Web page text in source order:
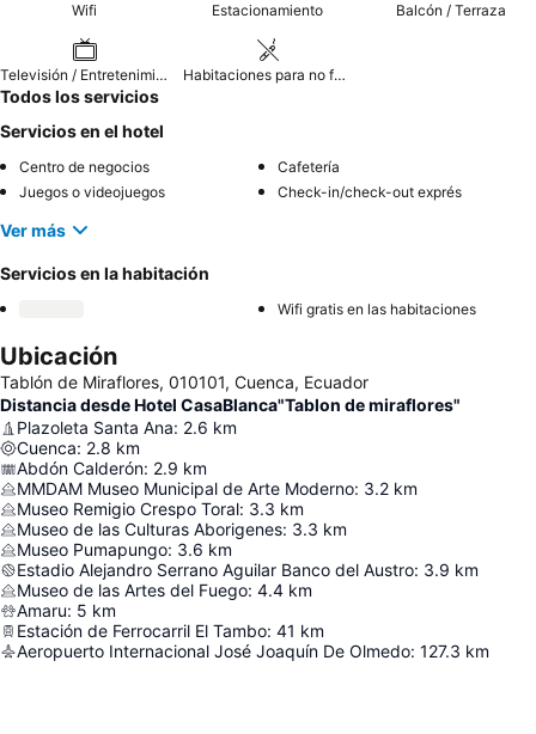
Wifi Estacionamiento Balcón / Terraza
Televisión / Entretenimiento Habitaciones para no fumadores
Todos los servicios
Servicios en el hotel
Centro de negocios
Cafetería
Juegos o videojuegos
Check-in/check-out exprés
Ver más
Servicios en la habitación
Wifi gratis en las habitaciones
Ubicación
Tablón de Miraflores, 010101, Cuenca, Ecuador
Distancia desde Hotel CasaBlanca"Tablon de miraflores"
Plazoleta Santa Ana: 2.6 km
Cuenca: 2.8 km
Abdón Calderón: 2.9 km
MMDAM Museo Municipal de Arte Moderno: 3.2 km
Museo Remigio Crespo Toral: 3.3 km
Museo de las Culturas Aborigenes: 3.3 km
Museo Pumapungo: 3.6 km
Estadio Alejandro Serrano Aguilar Banco del Austro: 3.9 km
Museo de las Artes del Fuego: 4.4 km
Amaru: 5 km
Estación de Ferrocarril El Tambo: 41 km
Aeropuerto Internacional José Joaquín De Olmedo: 127.3 km